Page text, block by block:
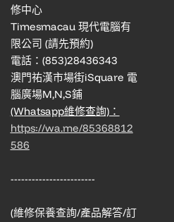
修中心
Timesmacau 現代電腦有
限公司 (請先預約)
電話：(853)28436343
澳門祐漢市場街iSquare 電
腦廣場M,N,S鋪
(Whatsapp維修查詢)：
https://wa.me/85368812
586
------------------------
(維修保養查詢/產品解答/訂